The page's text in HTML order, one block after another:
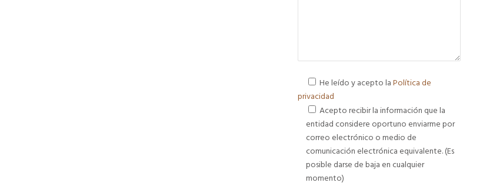
He leído y acepto laPolítica de
privacidad
Acepto recibir la información que la
entidad considere oportuno enviarme por
correo electrónico o medio de
comunicación electrónica equivalente. (Es
posible darse de baja en cualquier
momento)